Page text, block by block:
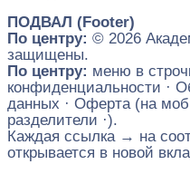
ПОДВАЛ (Footer)
По центру: © 2026
защищены.
По центру: меню в
конфиденциальности ·
данных · Оферта (на
разделители ·).
Каждая ссылка → на
открывается в новой